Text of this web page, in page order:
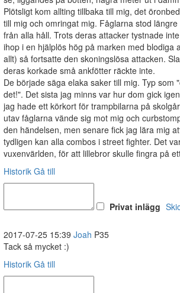
Plötsligt kom allting tillbaka till mig, det
till mig och omringat mig. Fåglarna stod
från alla håll. Trots deras attacker tystnade
ihop i en hjälplös hög på marken med
allt) så fortsatte den skoningslösa attacken.
deras korkade små ankfötter räckte inte.
De började säga elaka saker till mig. Typ
det!". Det sista jag minns var hur dom gick
jag hade ett körkort för trampbilarna på
utav fåglarna vände sig mot mig och
den händelsen, men senare fick jag lära mig
tydligen kan alla combos i street fighter. Det
vuxenvärlden, för att lillebror skulle fingra på
Historik Gå till
Privat inlägg
2017-07-25 15:39 Joah P35
Tack så mycket :)
Historik Gå till